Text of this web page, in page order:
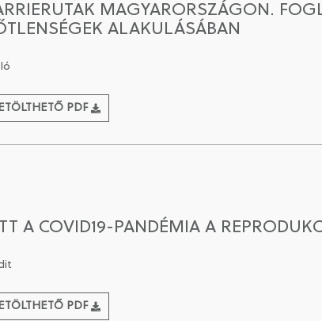
MAGYARORSZÁGON.
ALAKULÁSÁBAN
PDF
A COVID19-PANDÉMIA A
PDF